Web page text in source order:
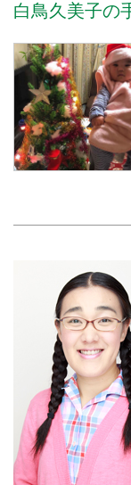
白鳥久美子の